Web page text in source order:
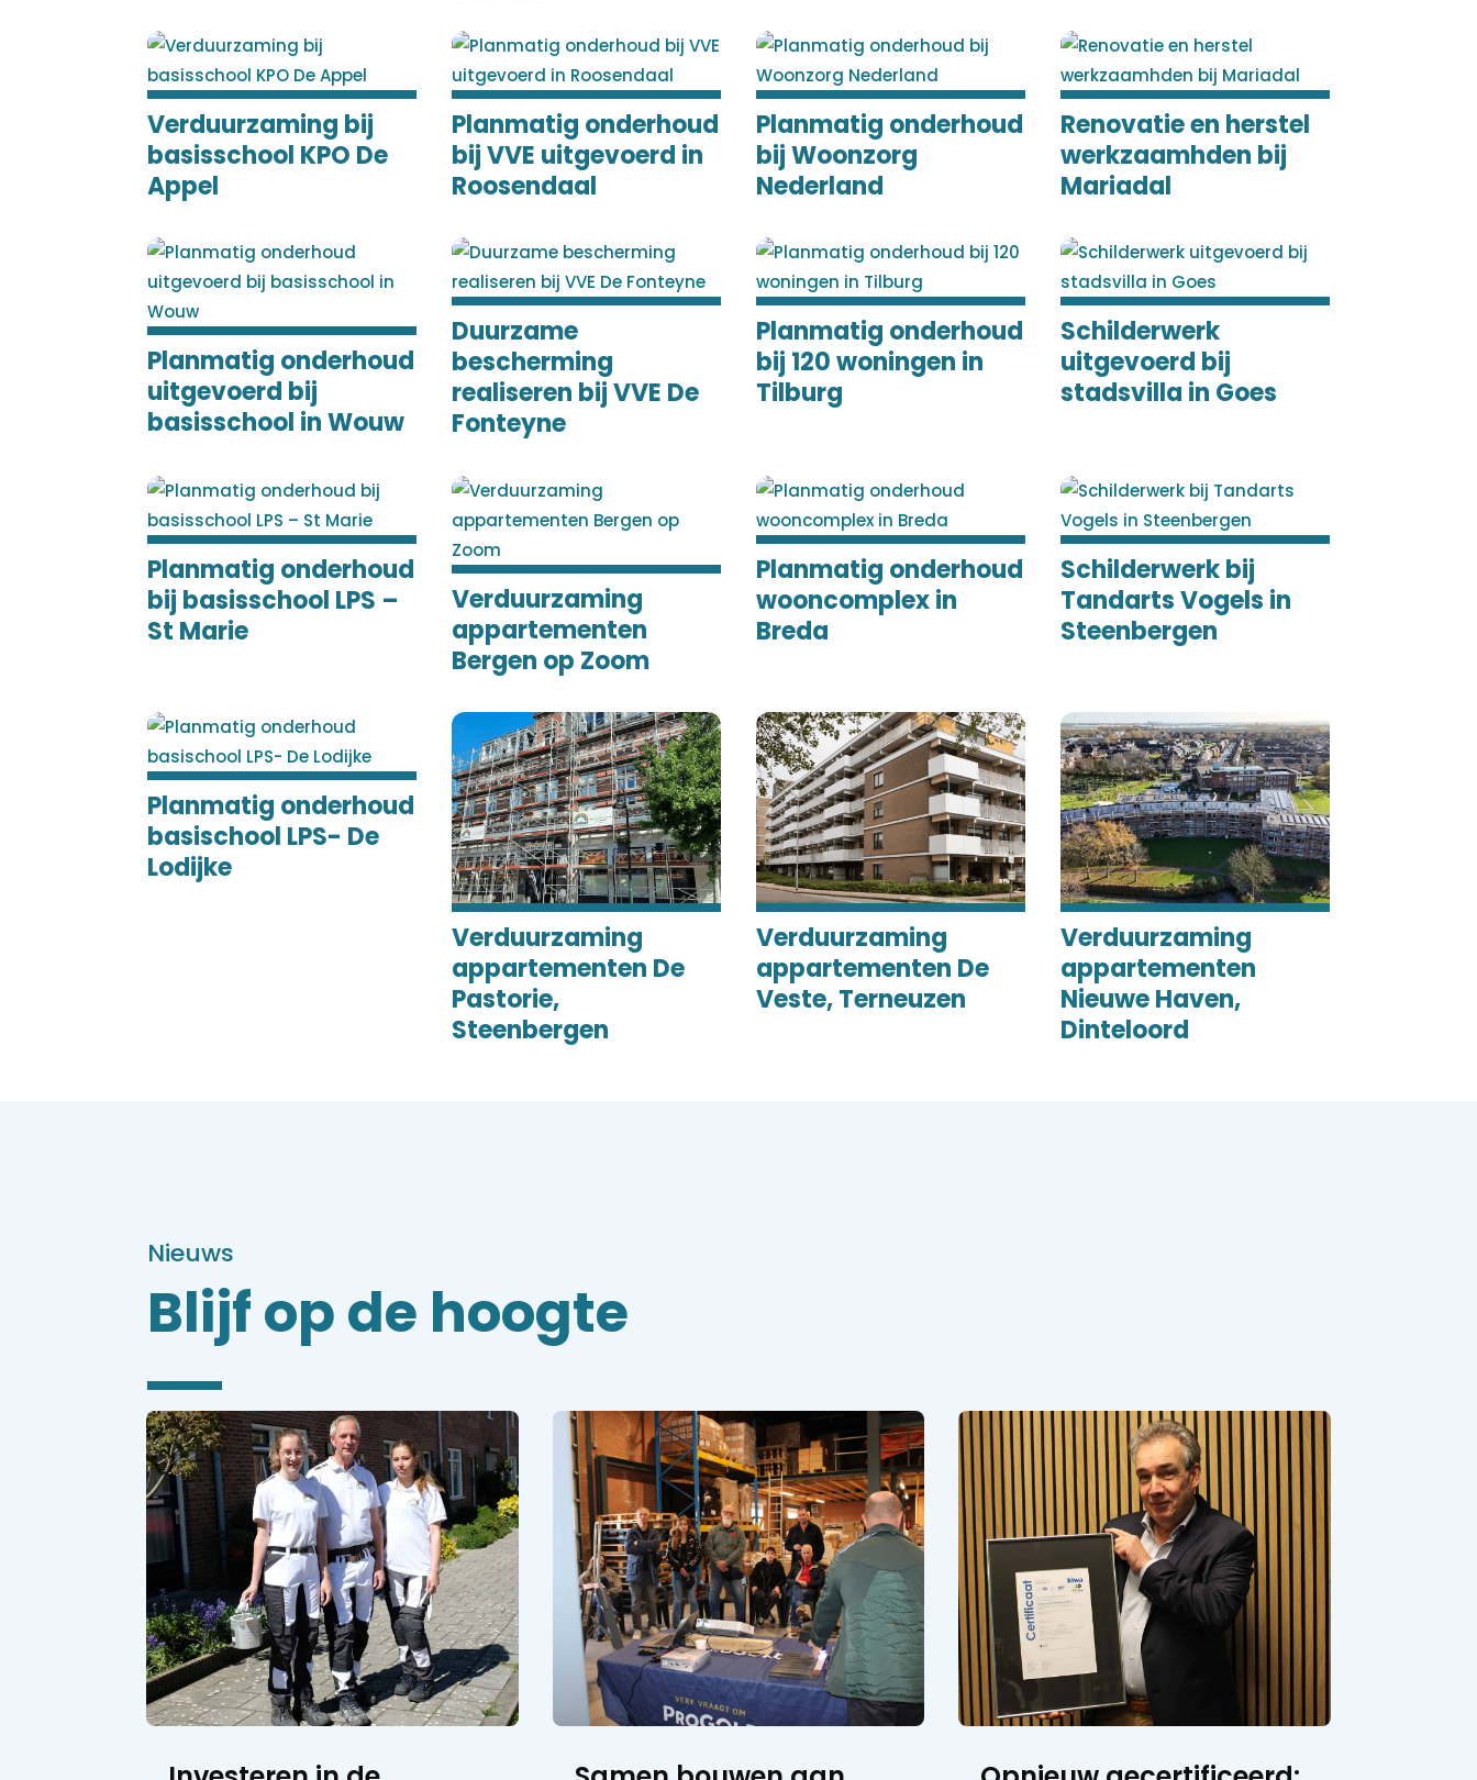
Verduurzaming bij
basisschool KPO De
Appel
Planmatig onderhoud
bij VVE uitgevoerd in
Roosendaal
Planmatig onderhoud
bij Woonzorg
Nederland
Renovatie en herstel
werkzaamhden bij
Mariadal
Planmatig onderhoud
uitgevoerd bij
basisschool in Wouw
Duurzame
bescherming
realiseren bij VVE De
Fonteyne
Planmatig onderhoud
bij 120 woningen in
Tilburg
Schilderwerk
uitgevoerd bij
stadsvilla in Goes
Planmatig onderhoud
bij basisschool LPS –
St Marie
Verduurzaming
appartementen
Bergen op Zoom
Planmatig onderhoud
wooncomplex in
Breda
Schilderwerk bij
Tandarts Vogels in
Steenbergen
Planmatig onderhoud
basischool LPS- De
Lodijke
Verduurzaming
appartementen De
Pastorie,
Steenbergen
Verduurzaming
appartementen De
Veste, Terneuzen
Verduurzaming
appartementen
Nieuwe Haven,
Dinteloord
Nieuws
Blijf op de hoogte